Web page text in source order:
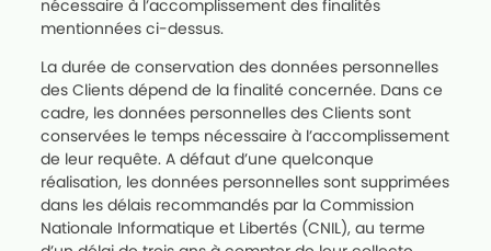
nécessaire à l’accomplissement des finalités
mentionnées ci-dessus.
La durée de conservation des données personnelles
des Clients dépend de la finalité concernée. Dans ce
cadre, les données personnelles des Clients sont
conservées le temps nécessaire à l’accomplissement
de leur requête. A défaut d’une quelconque
réalisation, les données personnelles sont supprimées
dans les délais recommandés par la Commission
Nationale Informatique et Libertés (CNIL), au terme